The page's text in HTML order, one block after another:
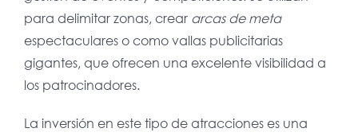
para delimitar zonas, crear arcas de meta
espectaculares o como vallas publicitarias
gigantes, que ofrecen una excelente visibilidad a
los patrocinadores.
La inversión en este tipo de atracciones es una